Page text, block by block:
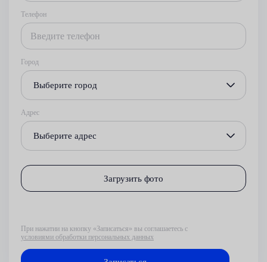
Телефон
Город
Выберите город
Адрес
Выберите адрес
Загрузить фото
При нажатии на кнопку «Записаться» вы соглашаетесь с
условиями обработки персональных данных